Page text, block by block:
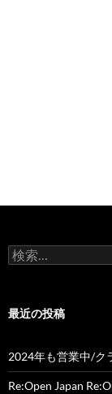
検
索:
最近の投稿
2024年も営業中/ク
Re:Open Japan